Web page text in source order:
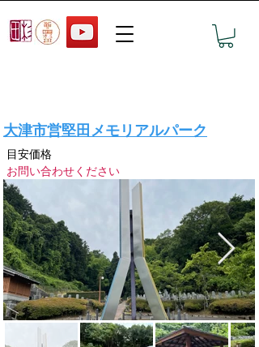
大津市営堅田メモリアルパーク
目安価格
お問い合わせください